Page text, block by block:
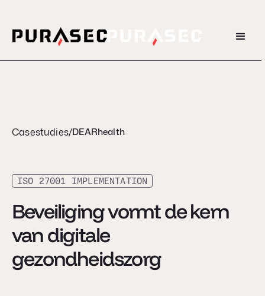
Casestudies/DEARhealth
ISO 27001 IMPLEMENTATION
Beveiliging vormt de kern
van digitale
gezondheidszorg